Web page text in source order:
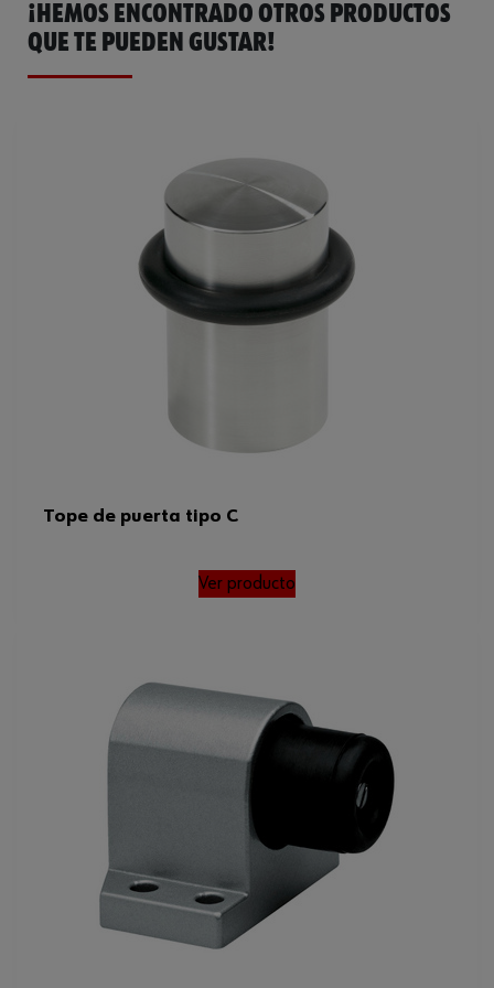
¡HEMOS ENCONTRADO OTROS PRODUCTOS
QUE TE PUEDEN GUSTAR!
Tope de puerta tipo C
Ver producto